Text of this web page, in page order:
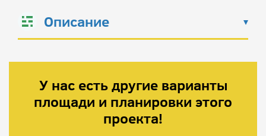
Описание
У нас есть другие варианты
площади и планировки этого
проекта!